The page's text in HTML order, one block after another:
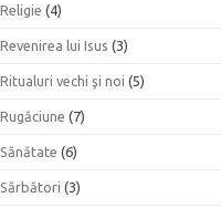
Religie (4)
Revenirea lui Isus (3)
Ritualuri vechi şi noi (5)
Rugăciune (7)
Sănătate (6)
Sărbători (3)